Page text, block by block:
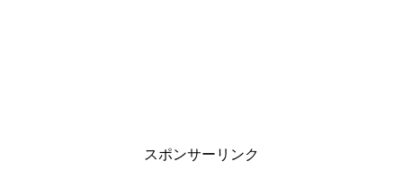
スポンサーリンク